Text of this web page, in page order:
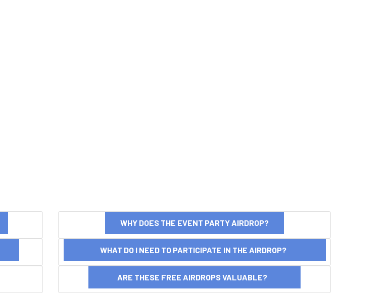
WHY DOES THE EVENT PARTY AIRDROP?
WHAT DO I NEED TO PARTICIPATE IN THE AIRDROP?
ARE THESE FREE AIRDROPS VALUABLE?